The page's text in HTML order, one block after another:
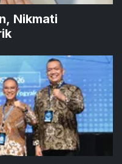
Nikmati